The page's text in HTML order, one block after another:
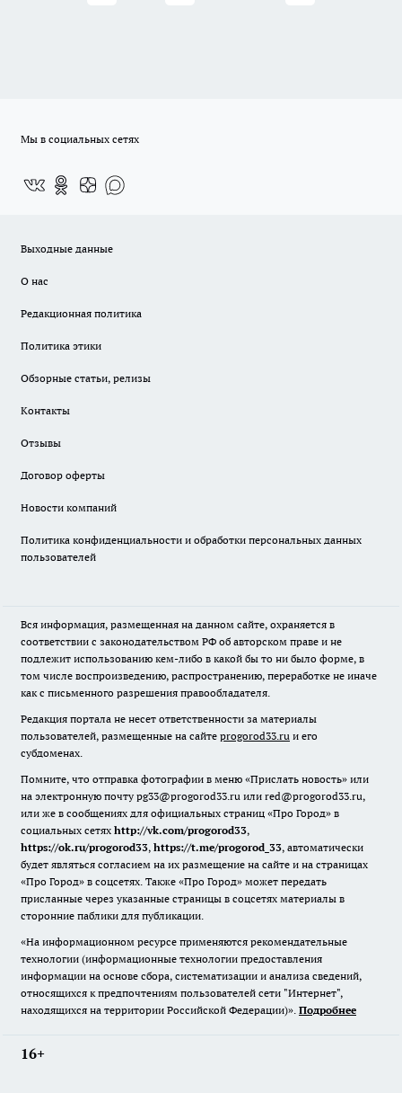
Мы в социальных сетях
Выходные данные
О нас
Редакционная политика
Политика этики
Обзорные статьи, релизы
Контакты
Отзывы
Договор оферты
Новости компаний
Политика конфиденциальности и обработки персональных данных
пользователей
Вся информация, размещенная на данном сайте, охраняется в
соответствии с законодательством РФ об авторском праве и не
подлежит использованию кем-либо в какой бы то ни было форме, в
том числе воспроизведению, распространению, переработке не иначе
как с письменного разрешения правообладателя.
Редакция портала не несет ответственности за материалы
пользователей, размещенные на сайте progorod33.ru и его
субдоменах.
Помните, что отправка фотографии в меню «Прислать новость» или
на электронную почту pg33@progorod33.ru или red@progorod33.ru,
или же в сообщениях для официальных страниц «Про Город» в
социальных сетях http://vk.com/progorod33,
https://ok.ru/progorod33, https://t.me/progorod_33, автоматически
будет являться согласием на их размещение на сайте и на страницах
«Про Город» в соцсетях. Также «Про Город» может передать
присланные через указанные страницы в соцсетях материалы в
сторонние паблики для публикации.
«На информационном ресурсе применяются рекомендательные
технологии (информационные технологии предоставления
информации на основе сбора, систематизации и анализа сведений,
относящихся к предпочтениям пользователей сети "Интернет",
находящихся на территории Российской Федерации)». Подробнее
16+